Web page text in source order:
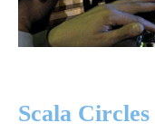
Scala Circles